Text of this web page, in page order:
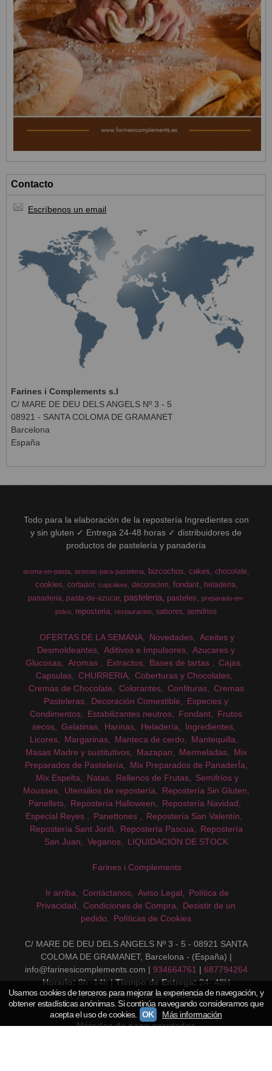
Contacto
Escríbenos un email
Farines i Complements s.l
C/ MARE DE DEU DELS ANGELS Nº 3 - 5
08921 - SANTA COLOMA DE GRAMANET
Barcelona
España
Todo para la elaboración de la repostería Ingredientes con
y sin gluten ✓ Entrega 24-48 horas ✓ distribuidores de
productos de pastelería y panadería
aroma-en-pasta aromas-para-pasteleria bizcochos cakes chocolate
cookies cortador cupcakes decoracion fondant
heladeria
panaderia pasta-de-azucar pasteleria pasteles
preparado-en-
polvo
reposteria restauracion sabores semifrios
OFERTAS DE LA SEMANA Novedades
Aceites y
Desmoldeantes
Aditivos e Impulsores
Azucares y
Glucosas
Aromas Extractos Bases de tartas
Cajas
Capsulas
CHURRERIA
Coberturas y Chocolates
Cremas de Chocolate
Colorantes Confituras
Cremas
Pasteleras
Decoración Comestible
Especies y
Condimentos
Estabilizantes neutros Fondant
Frutos
secos
Gelatinas Harinas Heladería
Ingredientes
Licores
Margarinas Manteca de cerdo
Mantequilla
Masas Madre y sustitutivos
Mazapan Mermeladas
Mix
Preparados de Pastelería
Mix Preparados de PanaderÍa
Mix Espelta
Natas Rellenos de Frutas
Semifríos y
Mousses
Utensilios de repostería
Repostería Sin Gluten
Panellets
Repostería Halloween
Repostería Navidad
Especial Reyes
Panettones
Repostería San Valentín
Repostería Sant Jordi
Repostería Pascua
Repostería
San Juan
Veganos LIQUIDACIÓN DE STOCK
Farines i Complements
Ir arriba Contáctanos Aviso Legal
Política de
Privacidad
Condiciones de Compra
Desistir de un
pedido
Políticas de Cookies
C/ MARE DE DEU DELS ANGELS Nº 3 - 5 - 08921 SANTA
COLOMA DE GRAMANET, Barcelona - (España) |
info@farinesicomplements.com | 934664761 | 687794264
Horario: 8h -14h | Tiempo de Entrega: 24- 48H
(*) Precios sin Impuestos incluidos
Métodos de pago aceptados
Usamos cookies de terceros para mejorar la experiencia de navegación, y
obtener estadísticas anónimas. Si continúa navegando consideramos que
acepta el uso de cookies.
OK Más información